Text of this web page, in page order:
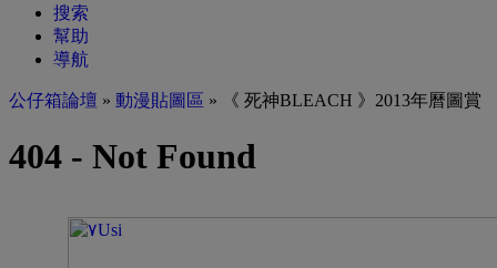
搜索
幫助
導航
公仔箱論壇 » 動漫貼圖區 » 《 死神BLEACH 》2013年曆圖賞